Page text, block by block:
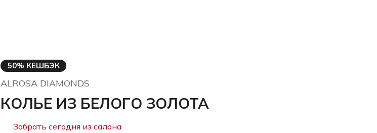
50% КЕШБЭК
ALROSA DIAMONDS
КОЛЬЕ ИЗ БЕЛОГО ЗОЛОТА
Забрать сегодня из салона